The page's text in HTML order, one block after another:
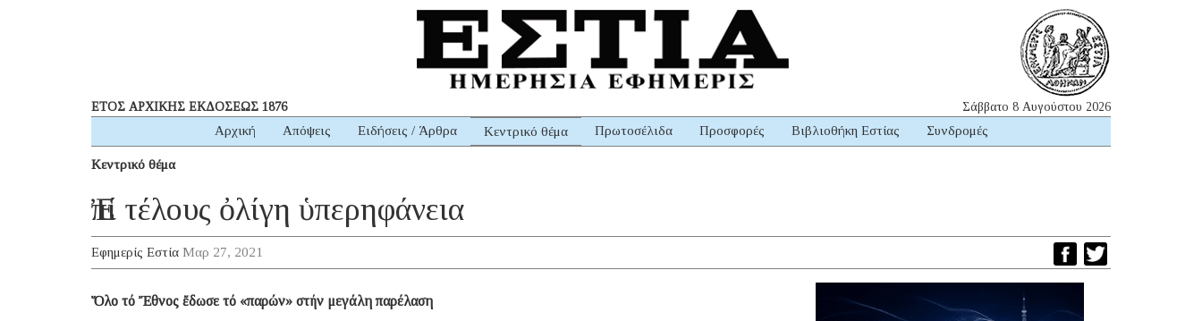
ΕΤΟΣ ΑΡΧΙΚΗΣ ΕΚΔΟΣΕΩΣ 1876 Σάββατο 8 Αυγούστου 2026
Αρχική Απόψεις Ειδήσεις / Άρθρα Κεντρικό θέμα Πρωτοσέλιδα Προσφορές Βιβλιοθήκη Εστίας Συνδρομές
Κεντρικό θέμα
Ἐπί τέλους ὀλίγη ὑπερηφάνεια
Εφημερίς Εστία Μαρ 27, 2021
Ὅλο τό Ἔθνος ἔδωσε τό «παρών» στήν μεγάλη παρέλαση